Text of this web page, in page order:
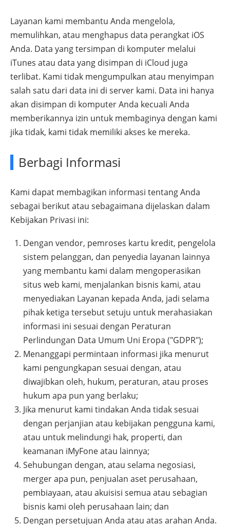
Layanan kami membantu Anda mengelola,
memulihkan, atau menghapus data perangkat iOS
Anda. Data yang tersimpan di komputer melalui
iTunes atau data yang disimpan di iCloud juga
terlibat. Kami tidak mengumpulkan atau menyimpan
salah satu dari data ini di server kami. Data ini hanya
akan disimpan di komputer Anda kecuali Anda
memberikannya izin untuk membaginya dengan kami
jika tidak, kami tidak memiliki akses ke mereka.
Berbagi Informasi
Kami dapat membagikan informasi tentang Anda
sebagai berikut atau sebagaimana dijelaskan dalam
Kebijakan Privasi ini:
Dengan vendor, pemroses kartu kredit, pengelola
sistem pelanggan, dan penyedia layanan lainnya
yang membantu kami dalam mengoperasikan
situs web kami, menjalankan bisnis kami, atau
menyediakan Layanan kepada Anda, jadi selama
pihak ketiga tersebut setuju untuk merahasiakan
informasi ini sesuai dengan Peraturan
Perlindungan Data Umum Uni Eropa ("GDPR");
Menanggapi permintaan informasi jika menurut
kami pengungkapan sesuai dengan, atau
diwajibkan oleh, hukum, peraturan, atau proses
hukum apa pun yang berlaku;
Jika menurut kami tindakan Anda tidak sesuai
dengan perjanjian atau kebijakan pengguna kami,
atau untuk melindungi hak, properti, dan
keamanan iMyFone atau lainnya;
Sehubungan dengan, atau selama negosiasi,
merger apa pun, penjualan aset perusahaan,
pembiayaan, atau akuisisi semua atau sebagian
bisnis kami oleh perusahaan lain; dan
Dengan persetujuan Anda atau atas arahan Anda.